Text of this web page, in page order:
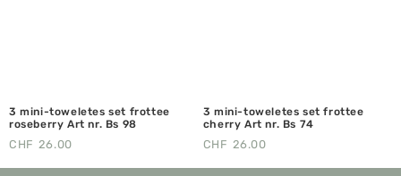
3 mini-toweletes set frottee
roseberry Art nr. Bs 98
CHF 26.00
3 mini-toweletes set frottee
cherry Art nr. Bs 74
CHF 26.00